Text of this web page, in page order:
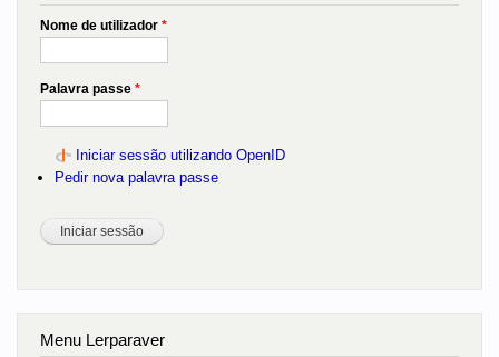
Nome de utilizador *
Palavra passe *
Iniciar sessão utilizando OpenID
Pedir nova palavra passe
Menu Lerparaver